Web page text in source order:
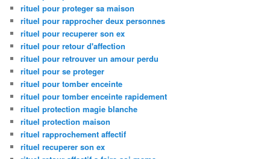
rituel pour proteger sa maison
rituel pour rapprocher deux personnes
rituel pour recuperer son ex
rituel pour retour d'affection
rituel pour retrouver un amour perdu
rituel pour se proteger
rituel pour tomber enceinte
rituel pour tomber enceinte rapidement
rituel protection magie blanche
rituel protection maison
rituel rapprochement affectif
rituel recuperer son ex